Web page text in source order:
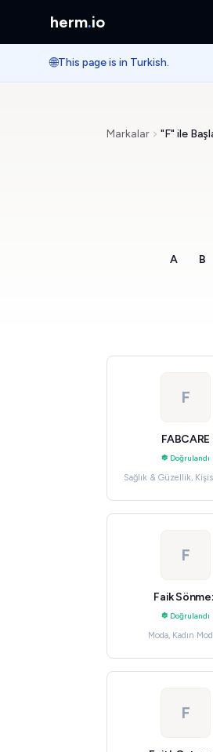
herm.io
🌐This page is in Turkish.
Markalar "F" ile
A B
F
FABCARE
Doğrulandı
Sağlık & Güzellik,
F
Faik
Doğrulandı
Moda, Kadın
F